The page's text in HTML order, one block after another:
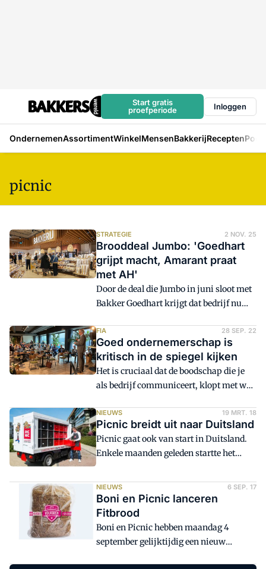
Start gratis
proefperiode
Inloggen
OndernemenAssortimentWinkelMensenBakkerijRecepten
picnic
STRATEGIE 2 NOV. 25
Brooddeal Jumbo: 'Goedhart
grijpt macht, Amarant praat
met AH'
Door de deal die Jumbo in juni sloot met
Bakker Goedhart krijgt dat bedrijf nu
handen, blijkt uit berekeningen door de
broodsector die Distrifood inzag.
Amarant gaat volgens twee ingewijden
zijn aanbod bij Albert Heijn uitbreiden,
ten koste van Goedhart.
FIA 28 SEP. 22
Goed ondernemerschap is
kritisch in de spiegel kijken
Het is cruciaal dat de boodschap die je
als bedrijf communiceert, klopt met wat
dat niet het geval, dan vind je geen
nieuwe medewerkers. FIA Kenniscafé
haakt in op goed ondernemerschap,
onder anderen uitgelegd door de HR-
supermarkt van Nederland.
NIEUWS 19 MRT. 18
Picnic breidt uit naar Duitsland
Picnic gaat ook van start in Duitsland.
Enkele maanden geleden startte het
bedrijf in het geheim onder de codenaam
Sprinter een pilot in de regio Düsseldorf.
NIEUWS 6 SEP. 17
Boni en Picnic lanceren
Fitbrood
Boni en Picnic hebben maandag 4
september gelijktijdig een nieuw